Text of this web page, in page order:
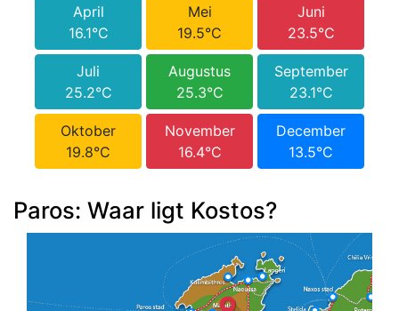
April
16.1°C
Mei
19.5°C
Juni
23.5°C
Juli
25.2°C
Augustus
25.3°C
September
23.1°C
Oktober
19.8°C
November
16.4°C
December
13.5°C
Paros: Waar ligt Kostos?